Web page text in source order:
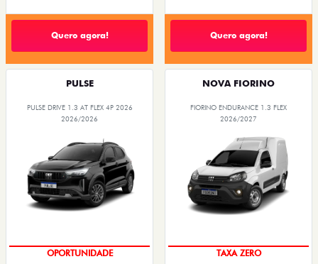
Quero agora! Quero agora!
PULSE
PULSE DRIVE 1.3 AT FLEX 4P 2026
2026/2026
OPORTUNIDADE
NOVA FIORINO
FIORINO ENDURANCE 1.3 FLEX
2026/2027
TAXA ZERO